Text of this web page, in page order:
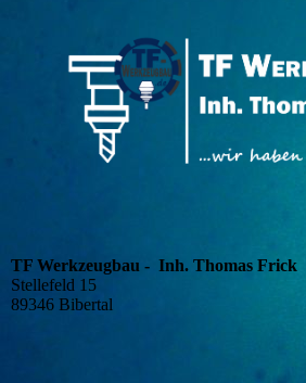
TF Werkzeugbau - Inh. Thomas Frick
Stellefeld 15
89346 Bibertal